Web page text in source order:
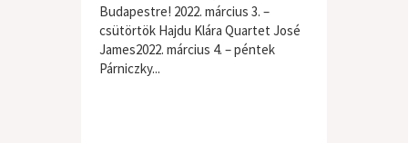
Budapestre! 2022. március 3. –
csütörtök Hajdu Klára Quartet José
James2022. március 4. – péntek
Párniczky...